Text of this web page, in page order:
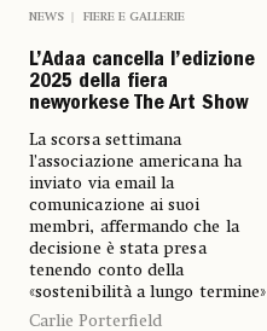
NEWS FIERE E GALLERIE
L’Adaa cancella l’edizione
2025 della fiera
newyorkese The Art Show
La scorsa settimana
l’associazione americana ha
inviato via email la
comunicazione ai suoi
membri, affermando che la
decisione è stata presa
tenendo conto della
«sostenibilità a lungo termine»
Carlie Porterfield